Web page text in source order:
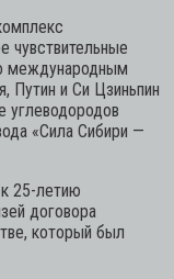
чувствительные
международным
Путин и Си Цзиньпин
углеводородов
«Сила Сибири —
25-летию
договора
который был